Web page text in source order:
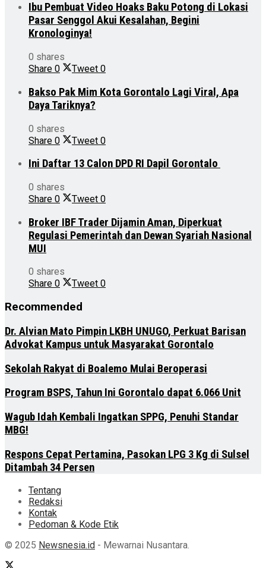
Ibu Pembuat Video Hoaks Baku Potong di Lokasi
Pasar Senggol Akui Kesalahan, Begini
Kronologinya!
0 shares
Share 0 Tweet 0
Bakso Pak Mim Kota Gorontalo Lagi Viral, Apa
Daya Tariknya?
0 shares
Share 0 Tweet 0
Ini Daftar 13 Calon DPD RI Dapil Gorontalo
0 shares
Share 0 Tweet 0
Broker IBF Trader Dijamin Aman, Diperkuat
Regulasi Pemerintah dan Dewan Syariah Nasional
MUI
0 shares
Share 0 Tweet 0
Recommended
Dr. Alvian Mato Pimpin LKBH UNUGO, Perkuat Barisan
Advokat Kampus untuk Masyarakat Gorontalo
Sekolah Rakyat di Boalemo Mulai Beroperasi
Program BSPS, Tahun Ini Gorontalo dapat 6.066 Unit
Wagub Idah Kembali Ingatkan SPPG, Penuhi Standar
MBG!
Respons Cepat Pertamina, Pasokan LPG 3 Kg di Sulsel
Ditambah 34 Persen
Tentang
Redaksi
Kontak
Pedoman & Kode Etik
© 2025 Newsnesia.id - Mewarnai Nusantara.